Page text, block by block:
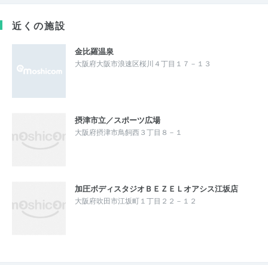
近くの施設
金比羅温泉
大阪府大阪市浪速区桜川４丁目１７－１３
摂津市立／スポーツ広場
大阪府摂津市鳥飼西３丁目８－１
加圧ボディスタジオＢＥＺＥＬオアシス江坂店
大阪府吹田市江坂町１丁目２２－１２